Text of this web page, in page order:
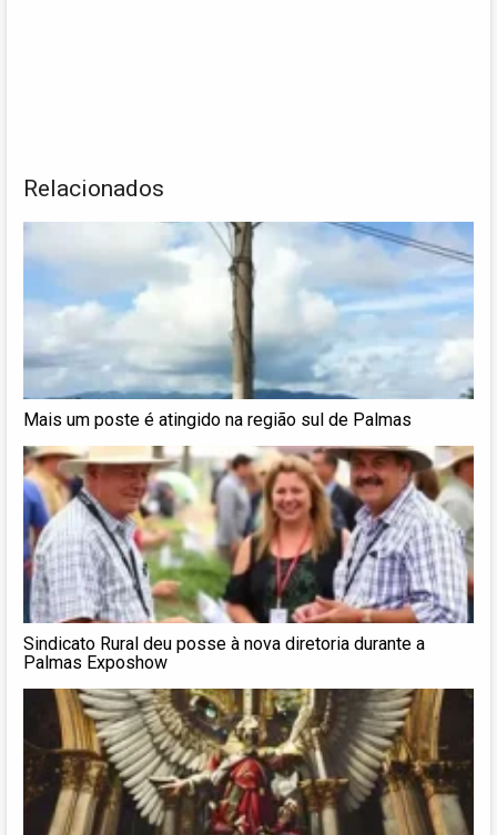
Relacionados
Mais um poste é atingido na região sul de Palmas
Sindicato Rural deu posse à nova diretoria durante a
Palmas Exposhow